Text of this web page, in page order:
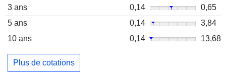
3 ans
0,14
0,65
5 ans
0,14
3,84
10 ans
0,14 13,68
Plus de cotations